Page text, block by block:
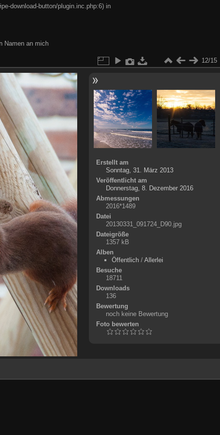
download-button/plugin.inc.php:6) in
Namen an mich
12/15
Erstellt am
Sonntag, 31. März 2013
Veröffentlicht am
Donnerstag, 8. Dezember 2016
Abmessungen
2016*1489
Datei
20130331_091724_D90.jpg
Dateigröße
1357 kB
Alben
Öffentlich /Allerlei
Besuche
18711
Downloads
136
Bewertung
noch keine Bewertung
Foto bewerten